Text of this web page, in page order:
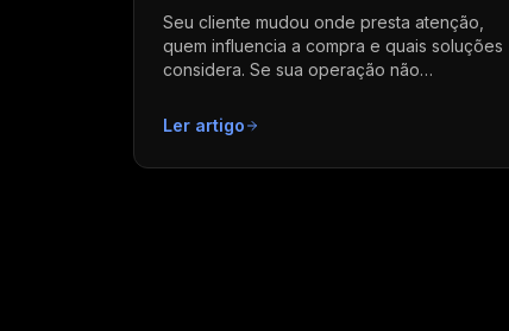
Seu cliente mudou onde presta atenção,
quem influencia a compra e quais soluções
considera. Se sua operação não
Ler artigo